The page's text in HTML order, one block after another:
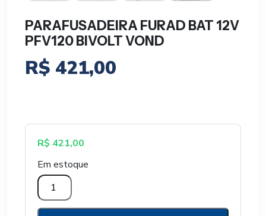
PARAFUSADEIRA FURAD BAT 12V
PFV120 BIVOLT VOND
R$ 421,00
R$ 421,00
Em estoque
PARAFUSADEIRA
FURAD
BAT